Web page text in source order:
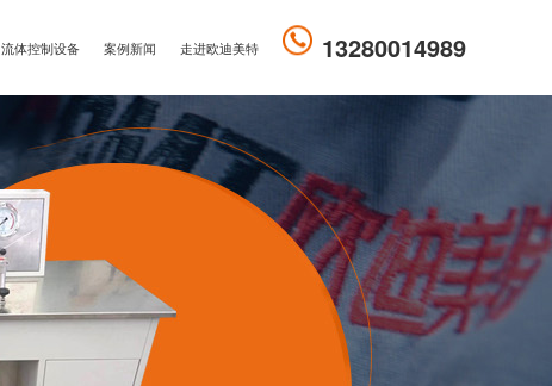
13280014989
流体控制设备 案例新闻 走进欧迪美特